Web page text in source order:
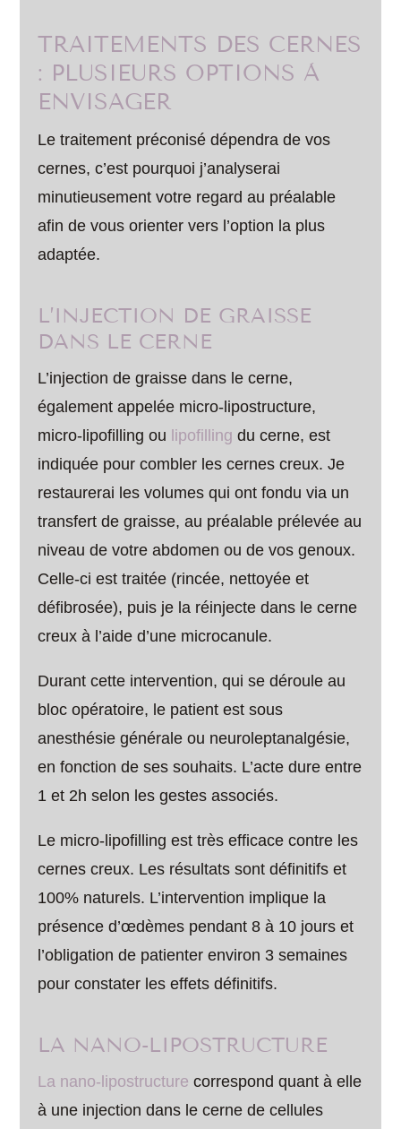
TRAITEMENTS DES CERNES
: PLUSIEURS OPTIONS À
ENVISAGER
Le traitement préconisé dépendra de vos
cernes, c’est pourquoi j’analyserai
minutieusement votre regard au préalable
afin de vous orienter vers l’option la plus
adaptée.
L’INJECTION DE GRAISSE
DANS LE CERNE
L’injection de graisse dans le cerne,
également appelée micro-lipostructure,
micro-lipofilling ou lipofilling du cerne, est
indiquée pour combler les cernes creux. Je
restaurerai les volumes qui ont fondu via un
transfert de graisse, au préalable prélevée au
niveau de votre abdomen ou de vos genoux.
Celle-ci est traitée (rincée, nettoyée et
défibrosée), puis je la réinjecte dans le cerne
creux à l’aide d’une microcanule.
Durant cette intervention, qui se déroule au
bloc opératoire, le patient est sous
anesthésie générale ou neuroleptanalgésie,
en fonction de ses souhaits. L’acte dure entre
1 et 2h selon les gestes associés.
Le micro-lipofilling est très efficace contre les
cernes creux. Les résultats sont définitifs et
100% naturels. L’intervention implique la
présence d’œdèmes pendant 8 à 10 jours et
l’obligation de patienter environ 3 semaines
pour constater les effets définitifs.
LA NANO-LIPOSTRUCTURE
La nano-lipostructure correspond quant à elle
à une injection dans le cerne de cellules